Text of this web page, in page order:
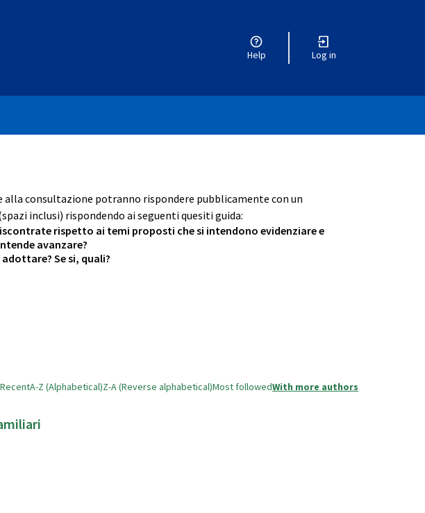
Help Log in
consultazione potranno rispondere pubblicamente con un
inclusi) rispondendo ai seguenti quesiti guida:
rispetto ai temi proposti che si intendono evidenziare e
avanzare?
Se si, quali?
RecentA-Z (Alphabetical)Z-A (Reverse alphabetical)Most followedWith more authors